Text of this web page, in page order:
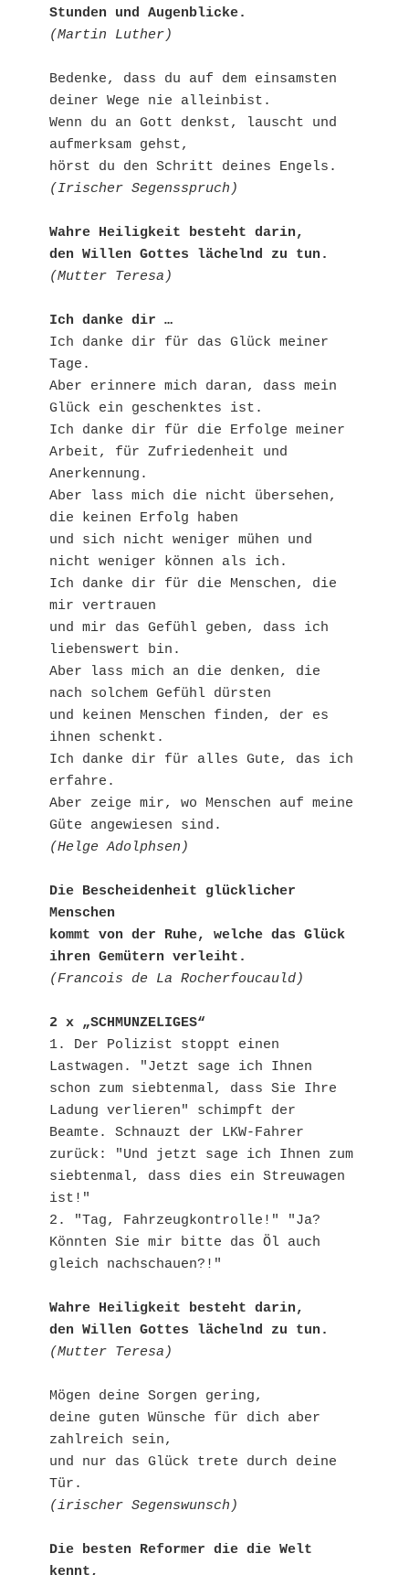
Stunden und Augenblicke.
(Martin Luther)
Bedenke, dass du auf dem einsamsten
deiner Wege nie alleinbist.
Wenn du an Gott denkst, lauscht und
aufmerksam gehst,
hörst du den Schritt deines Engels.
(Irischer Segensspruch)
Wahre Heiligkeit besteht darin,
den Willen Gottes lächelnd zu tun.
(Mutter Teresa)
Ich danke dir …
Ich danke dir für das Glück meiner
Tage.
Aber erinnere mich daran, dass mein
Glück ein geschenktes ist.
Ich danke dir für die Erfolge meiner
Arbeit, für Zufriedenheit und
Anerkennung.
Aber lass mich die nicht übersehen,
die keinen Erfolg haben
und sich nicht weniger mühen und
nicht weniger können als ich.
Ich danke dir für die Menschen, die
mir vertrauen
und mir das Gefühl geben, dass ich
liebenswert bin.
Aber lass mich an die denken, die
nach solchem Gefühl dürsten
und keinen Menschen finden, der es
ihnen schenkt.
Ich danke dir für alles Gute, das ich
erfahre.
Aber zeige mir, wo Menschen auf meine
Güte angewiesen sind.
(Helge Adolphsen)
Die Bescheidenheit glücklicher
Menschen
kommt von der Ruhe, welche das Glück
ihren Gemütern verleiht.
(Francois de La Rocherfoucauld)
2 x „SCHMUNZELIGES“
1. Der Polizist stoppt einen
Lastwagen. "Jetzt sage ich Ihnen
schon zum siebtenmal, dass Sie Ihre
Ladung verlieren" schimpft der
Beamte. Schnauzt der LKW-Fahrer
zurück: "Und jetzt sage ich Ihnen zum
siebtenmal, dass dies ein Streuwagen
ist!"
2. "Tag, Fahrzeugkontrolle!" "Ja?
Könnten Sie mir bitte das Öl auch
gleich nachschauen?!"
Wahre Heiligkeit besteht darin,
den Willen Gottes lächelnd zu tun.
(Mutter Teresa)
Mögen deine Sorgen gering,
deine guten Wünsche für dich aber
zahlreich sein,
und nur das Glück trete durch deine
Tür.
(irischer Segenswunsch)
Die besten Reformer die die Welt
kennt,